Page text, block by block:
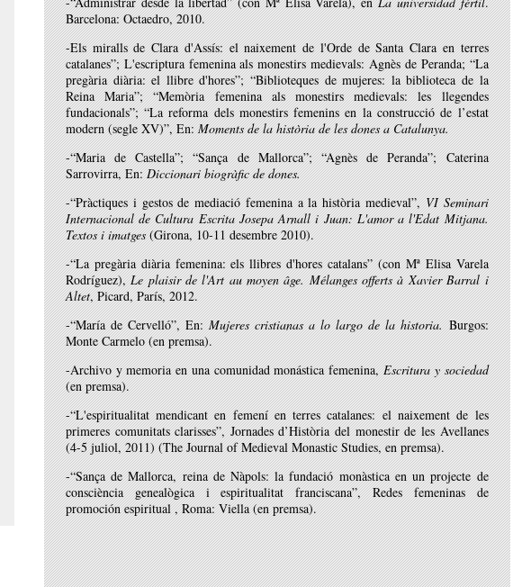
Barcelona: Octaedro, 2010.
-Els miralls de Clara d'Assís: el naixement de l'Orde de Santa Clara en terres
catalanes”; L'escriptura femenina als monestirs medievals: Agnès de Peranda; “La
pregària diària: el llibre d'hores”; “Biblioteques de mujeres: la biblioteca de la
Reina Maria”; “Memòria femenina als monestirs medievals: les llegendes
fundacionals”; “La reforma dels monestirs femenins en la construcció de l’estat
modern (segle XV)”, En:Moments de la història de les dones a Catalunya.
-“Maria de Castella”; “Sança de Mallorca”; “Agnès de Peranda”; Caterina
Sarrovirra, En:Diccionari biogràfic de dones.
-“Pràctiques i gestos de mediació femenina a la història medieval”,VI Seminari
Internacional de Cultura Escrita Josepa Arnall i Juan: L'amor a l'Edat Mitjana.
Textos i imatges(Girona, 10-11 desembre 2010).
-“La pregària diària femenina: els llibres d'hores catalans” (con Mª Elisa Varela
Rodríguez),Le plaisir de l'Art au moyen âge. Mélanges offerts à Xavier Barral i
Altet, Picard, París, 2012.
-“María de Cervelló”, En:Mujeres cristianas a lo largo de la historia.Burgos:
Monte Carmelo (en premsa).
-Archivo y memoria en una comunidad monástica femenina,Escritura y sociedad
(en premsa).
-“L'espiritualitat mendicant en femení en terres catalanes: el naixement de les
primeres comunitats clarisses”, Jornades d’Història del monestir de les Avellanes
(4-5 juliol, 2011) (The Journal of Medieval Monastic Studies, en premsa).
-“Sança de Mallorca, reina de Nàpols: la fundació monàstica en un projecte de
consciència genealògica i espiritualitat franciscana”, Redes femeninas de
promoción espiritual , Roma: Viella (en premsa).